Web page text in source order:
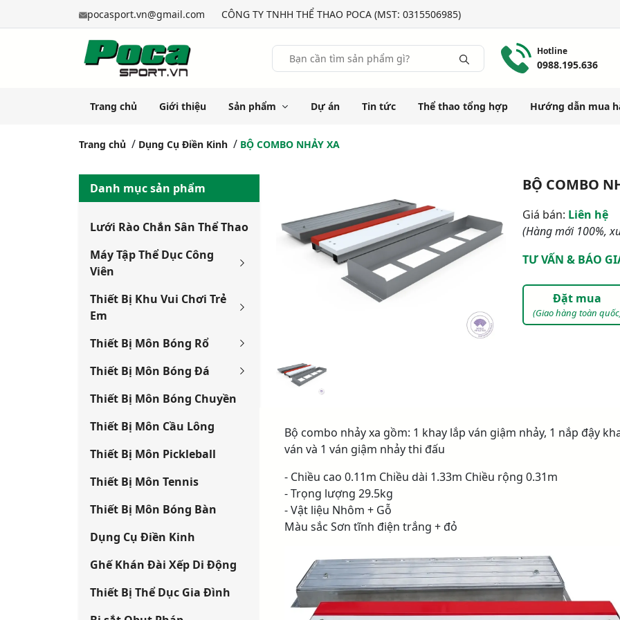
pocasport.vn@gmail.com CÔNG TY TNHH THỂ THAO POCA (MST: 0315506985)
Hotline
0988.195.636
Trang chủ Giới thiệu Sản phẩm Dự án Tin tức Thể thao tổng hợp Hướng dẫn mua
Trang chủ Dụng Cụ Điền Kinh BỘ COMBO NHẢY XA
Danh mục sản phẩm
Lưới Rào Chắn Sân Thể Thao
Máy Tập Thể Dục Công
Viên
Thiết Bị Khu Vui Chơi Trẻ
Em
Thiết Bị Môn Bóng Rổ
Thiết Bị Môn Bóng Đá
Thiết Bị Môn Bóng Chuyền
Thiết Bị Môn Cầu Lông
Thiết Bị Môn Pickleball
Thiết Bị Môn Tennis
Thiết Bị Môn Bóng Bàn
Dụng Cụ Điền Kinh
Ghế Khán Đài Xếp Di Động
Thiết Bị Thể Dục Gia Đình
BỘ COMBO
Giá bán: Liên hệ
(Hàng mới 100%,
TƯ VẤN & BÁO
Đặt mua
(Giao hàng toàn
Bộ combo nhảy xa gồm: 1 khay lắp ván giậm nhảy, 1 nắp đậy
ván và 1 ván giậm nhảy thi đấu
- Chiều cao 0.11m Chiều dài 1.33m Chiều rộng 0.31m
- Trọng lượng 29.5kg
- Vật liệu Nhôm + Gỗ
Màu sắc Sơn tĩnh điện trắng + đỏ